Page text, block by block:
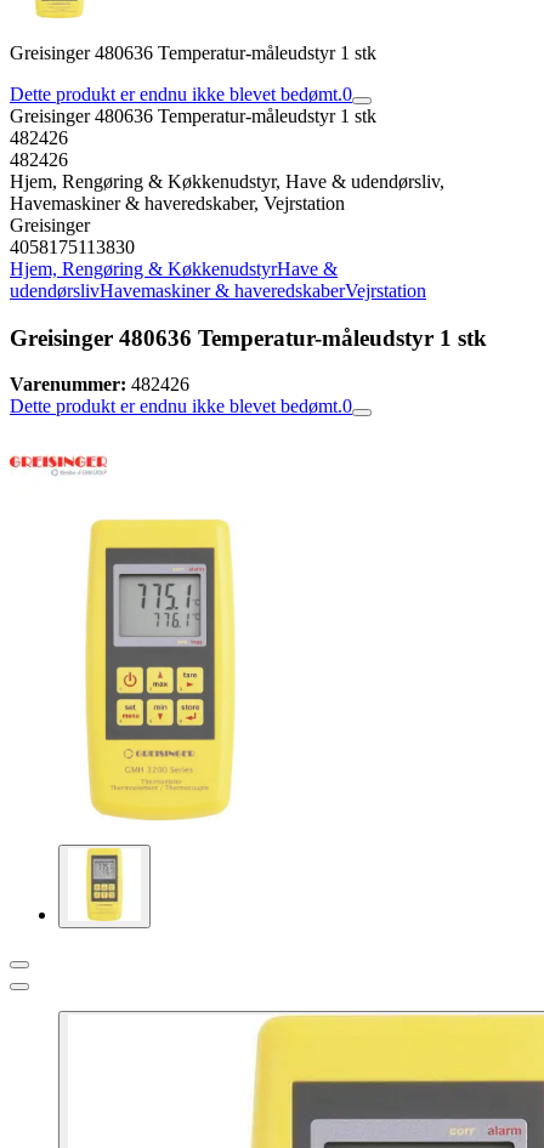
Greisinger 480636 Temperatur-måleudstyr 1 stk
Dette produkt er endnu ikke blevet bedømt.0
Greisinger 480636 Temperatur-måleudstyr 1 stk
482426
482426
Hjem, Rengøring & Køkkenudstyr, Have & udendørsliv,
Havemaskiner & haveredskaber, Vejrstation
Greisinger
4058175113830
Hjem, Rengøring & KøkkenudstyrHave &
udendørslivHavemaskiner & haveredskaberVejrstation
Greisinger 480636 Temperatur-måleudstyr 1 stk
Varenummer: 482426
Dette produkt er endnu ikke blevet bedømt.0